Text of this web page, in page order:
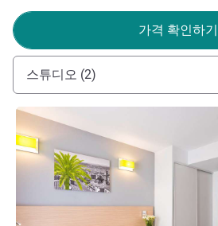
가격 확인하기
스튜디오 (2)
세부 정보 보기